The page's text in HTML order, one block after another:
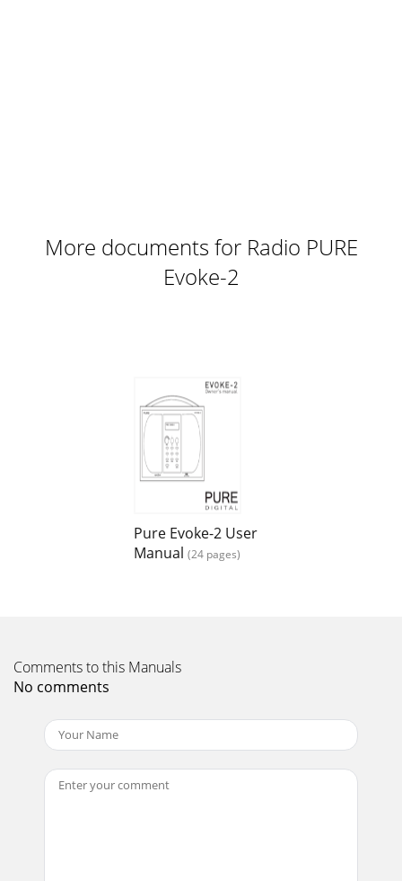
More documents for Radio PURE
Evoke-2
Pure Evoke-2 User
Manual (24 pages)
Comments to this Manuals
No comments